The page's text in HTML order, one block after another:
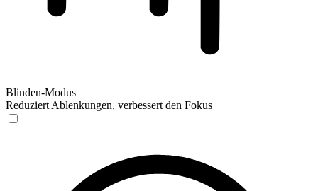
Blinden-Modus
Reduziert Ablenkungen, verbessert den Fokus